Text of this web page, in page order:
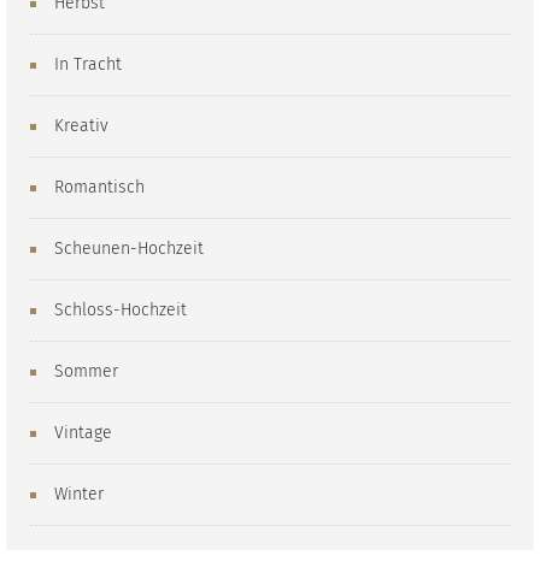
In Tracht
Kreativ
Romantisch
Scheunen-Hochzeit
Schloss-Hochzeit
Sommer
Vintage
Winter